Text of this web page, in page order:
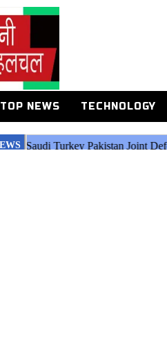
TOP NEWS TECHNOLOGY